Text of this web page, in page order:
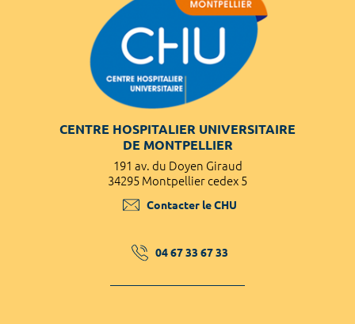
CENTRE HOSPITALIER UNIVERSITAIRE
DE MONTPELLIER
191 av. du Doyen Giraud
34295 Montpellier cedex 5
Contacter le CHU
04 67 33 67 33